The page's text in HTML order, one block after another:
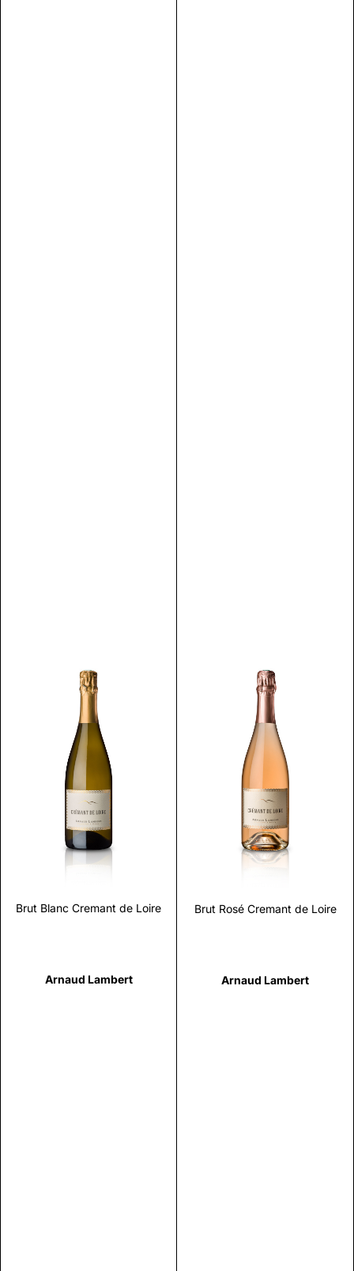
Brut Blanc Cremant de Loire
Arnaud Lambert
Scopri
Brut Rosé Cremant de Loire
Arnaud Lambert
Scopri